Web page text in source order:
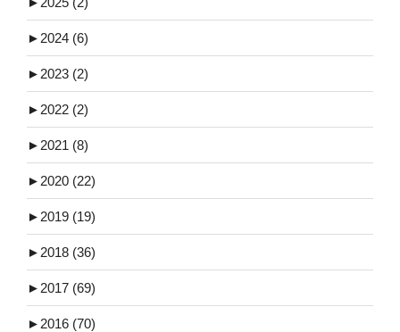
► 2024 (6)
► 2023 (2)
► 2022 (2)
► 2021 (8)
► 2020 (22)
► 2019 (19)
► 2018 (36)
► 2017 (69)
► 2016 (70)